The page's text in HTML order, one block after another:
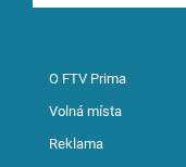
O FTV Prima
Volná místa
Reklama